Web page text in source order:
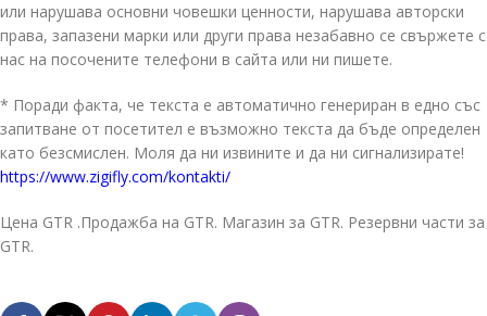
или нарушава основни човешки ценности, нарушава авторски
права, запазени марки или други права незабавно се свържете с
нас на посочените телефони в сайта или ни пишете.
* Поради факта, че текста е автоматично генериран в едно със
запитване от посетител е възможно текста да бъде определен
като безсмислен. Моля да ни извините и да ни сигнализирате!
https://www.zigifly.com/kontakti/
Цена GTR .Продажба на GTR. Магазин за GTR. Резервни части за
GTR.